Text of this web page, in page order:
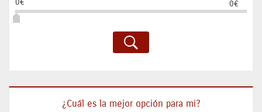
0€ 0€
¿Cuál es la mejor opción para mi?